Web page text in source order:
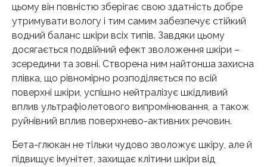
цьому він повністю зберігає свою здатність добре
утримувати вологу і тим самим забезпечує стійкий
водний баланс шкіри всіх типів. Завдяки цьому
досягається подвійний ефект зволоження шкіри –
зсередини та зовні. Створена ним найтонша захисна
плівка, що рівномірно розподіляється по всій
поверхні шкіри, успішно нейтралізує шкідливий
вплив ультрафіолетового випромінювання, а також
руйнівний вплив поверхнево-активних речовин.
Бета-глюкан не тільки чудово зволожує шкіру, але й
підвищує імунітет, захищає клітини шкіри від